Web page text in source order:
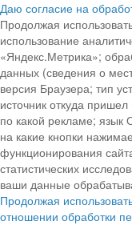
Даю согласие на
Продолжая
использование
«Яндекс.Метрика»;
данных (сведения о
версия Браузера; тип
источник откуда пришел
по какой рекламе; язык
на какие кнопки
функционирования
статистических
ваши данные
Продолжая
отношении обработки